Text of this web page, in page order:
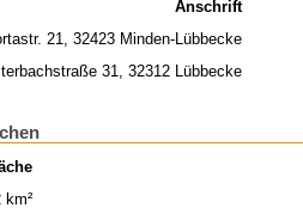
Anschrift
21, 32423 Minden-Lübbecke
31, 32312 Lübbecke
km²